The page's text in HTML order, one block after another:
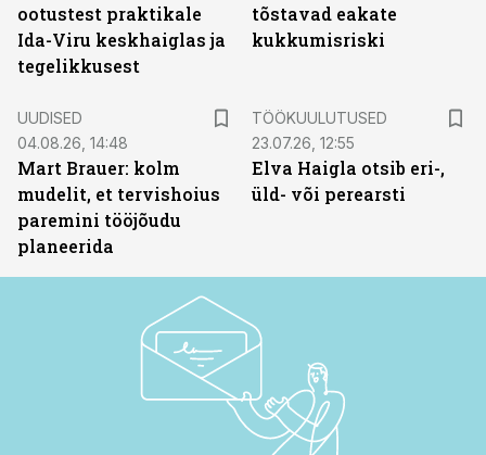
ootustest praktikale
Ida-Viru keskhaiglas ja
tegelikkusest
tõstavad eakate
kukkumisriski
UUDISED
04.08.26, 14:48
Mart Brauer: kolm
mudelit, et tervishoius
paremini tööjõudu
planeerida
TÖÖKUULUTUSED
23.07.26, 12:55
Elva Haigla otsib eri-,
üld- või perearsti